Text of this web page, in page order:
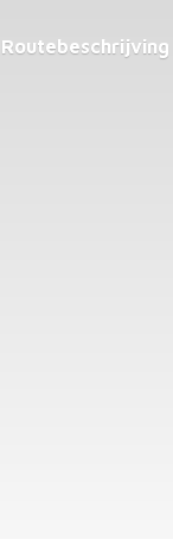
Routebeschrijving